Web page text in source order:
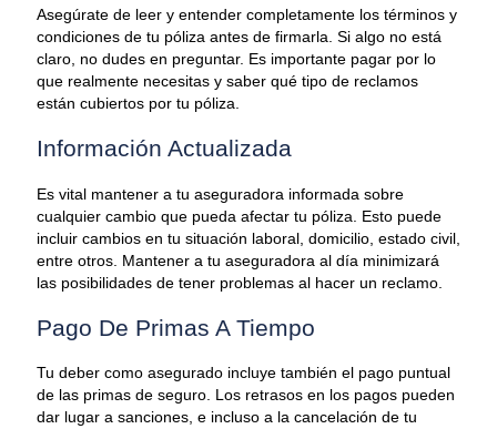
Asegúrate de leer y entender completamente los términos y
condiciones de tu póliza antes de firmarla. Si algo no está
claro, no dudes en preguntar. Es importante pagar por lo
que realmente necesitas y saber qué tipo de reclamos
están cubiertos por tu póliza.
Información Actualizada
Es vital mantener a tu aseguradora informada sobre
cualquier cambio que pueda afectar tu póliza. Esto puede
incluir cambios en tu situación laboral, domicilio, estado civil,
entre otros. Mantener a tu aseguradora al día minimizará
las posibilidades de tener problemas al hacer un reclamo.
Pago De Primas A Tiempo
Tu deber como asegurado incluye también el pago puntual
de las primas de seguro. Los retrasos en los pagos pueden
dar lugar a sanciones, e incluso a la cancelación de tu